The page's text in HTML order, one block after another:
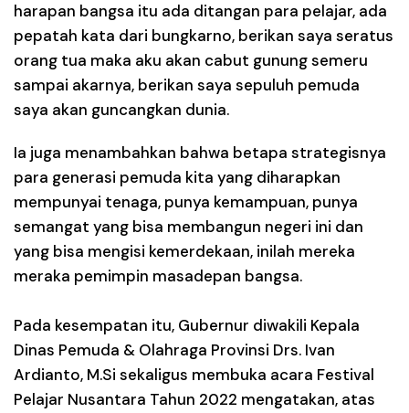
harapan bangsa itu ada ditangan para pelajar, ada
pepatah kata dari bungkarno, berikan saya seratus
orang tua maka aku akan cabut gunung semeru
sampai akarnya, berikan saya sepuluh pemuda
saya akan guncangkan dunia.
Ia juga menambahkan bahwa betapa strategisnya
para generasi pemuda kita yang diharapkan
mempunyai tenaga, punya kemampuan, punya
semangat yang bisa membangun negeri ini dan
yang bisa mengisi kemerdekaan, inilah mereka
meraka pemimpin masadepan bangsa.
Pada kesempatan itu, Gubernur diwakili Kepala
Dinas Pemuda & Olahraga Provinsi Drs. Ivan
Ardianto, M.Si sekaligus membuka acara Festival
Pelajar Nusantara Tahun 2022 mengatakan, atas